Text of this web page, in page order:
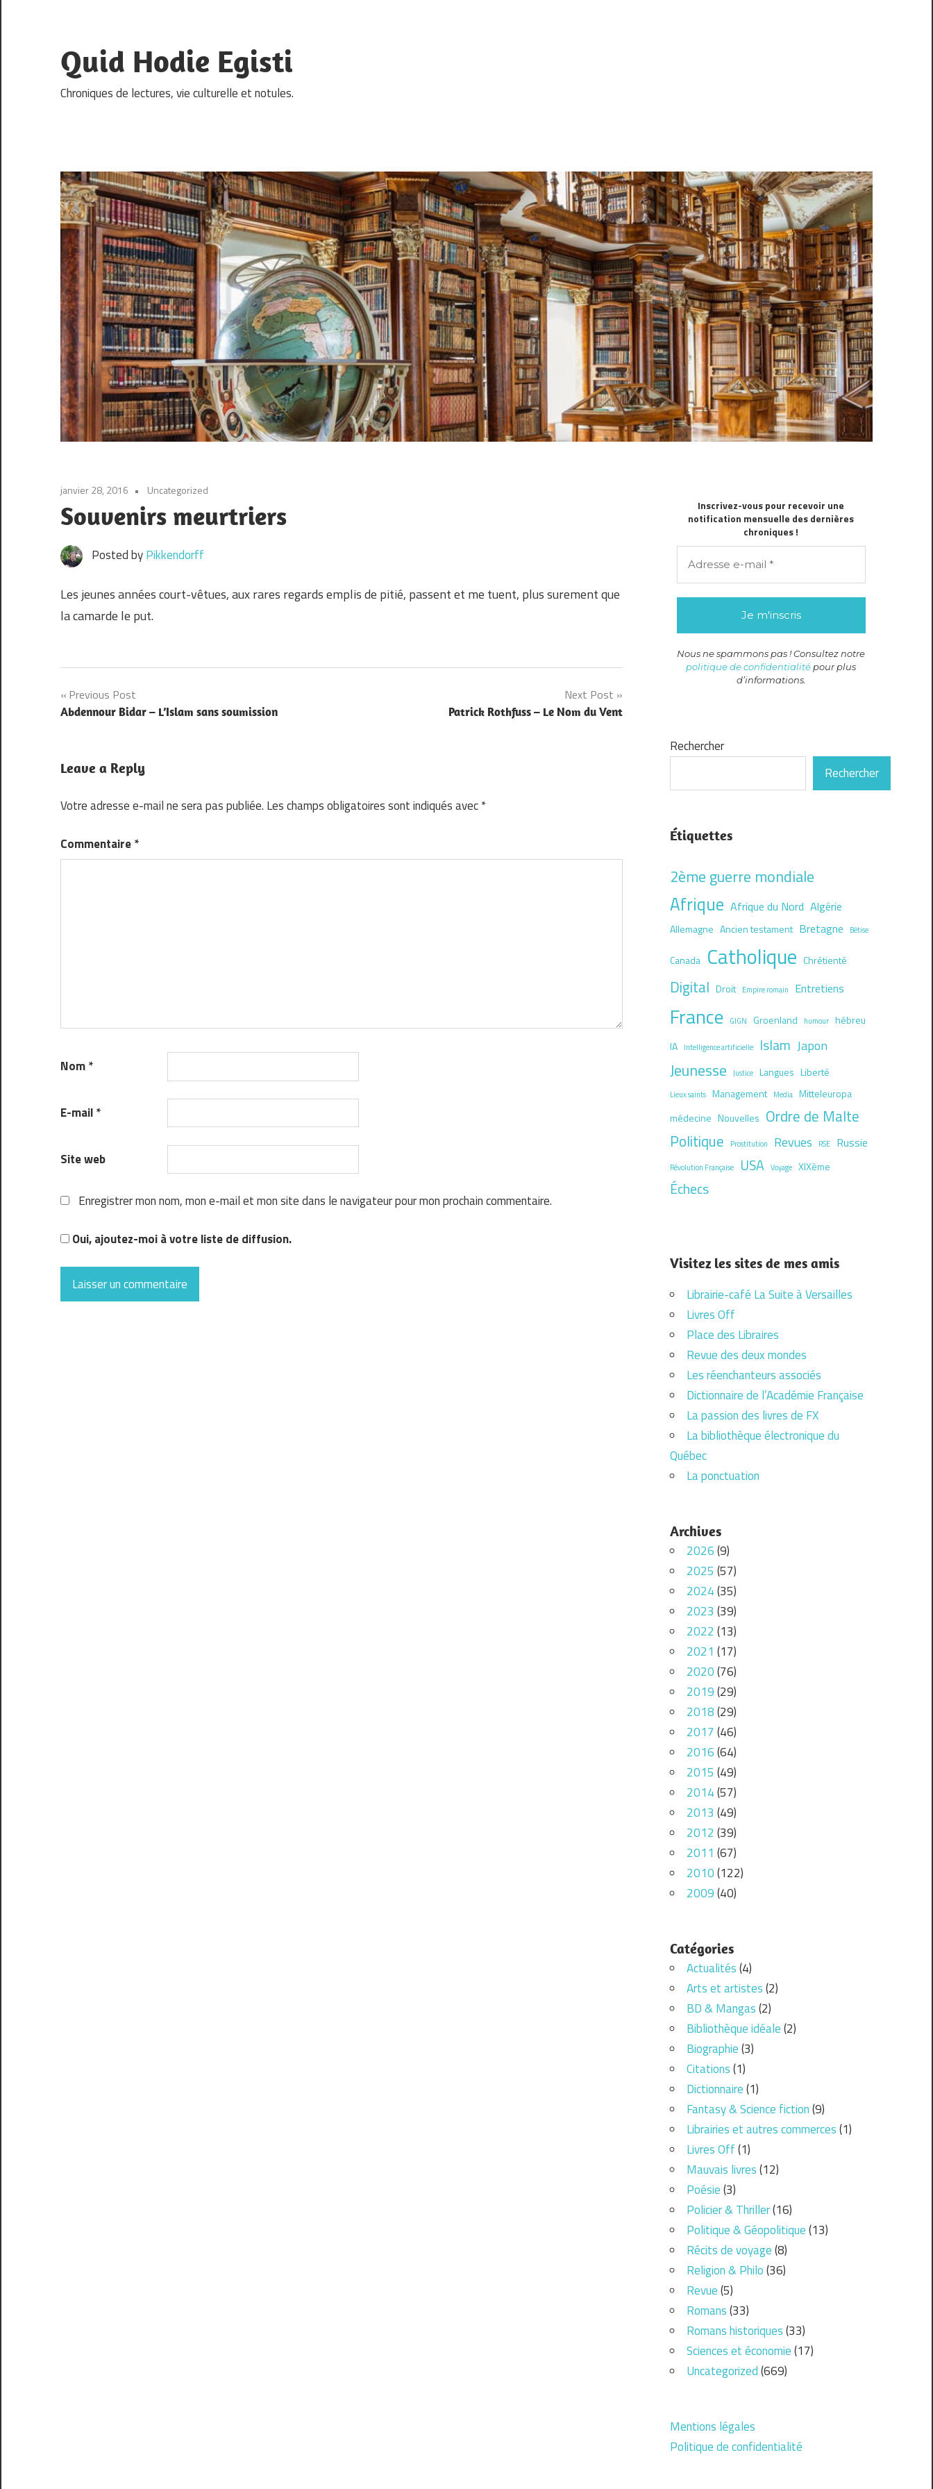
content
Quid Hodie Egisti
Chroniques de lectures, vie culturelle et notules.
janvier 28, 2016 Uncategorized
Souvenirs meurtriers
Posted byPikkendorff
Les jeunes années court-vêtues, aux rares regards emplis de pitié, passent et me tuent, plus surement que
la camarde le put.
Navigation
de
Previous Post
Abdennour Bidar – L’Islam sans soumission
Next Post
Patrick Rothfuss – Le Nom du Vent
Leave a Reply
Votre adresse e-mail ne sera pas publiée. Les champs obligatoires sont indiqués avec*
Commentaire*
Nom*
E-mail*
Site web
Enregistrer mon nom, mon e-mail et mon site dans le navigateur pour mon prochain commentaire.
Oui, ajoutez-moi à votre liste de diffusion.
Inscrivez-vous pour recevoir une
notification mensuelle des dernières
chroniques !
Nous ne spammons pas ! Consultez notre
politique de confidentialité pour plus
d’informations.
Rechercher
Rechercher
Étiquettes
2ème guerre mondiale
Afrique Afrique du Nord Algérie
Allemagne Ancien testament Bretagne Bêtise
Canada Catholique Chrétienté
Digital Droit Empire romain Entretiens
France GIGN Groenland humour hébreu
IA
Intelligence artificielle Islam Japon
Jeunesse Justice Langues Liberté
Lieux saints Management Media Mitteleuropa
médecine Nouvelles Ordre de Malte
Politique
Prostitution Revues RSE Russie
Révolution Française USA Voyage XIXème
Échecs
Visitez les sites de mes amis
Librairie-café La Suite à Versailles
Livres Off
Place des Libraires
Revue des deux mondes
Les réenchanteurs associés
Dictionnaire de l’Académie Française
La passion des livres de FX
La bibliothèque électronique du
Québec
La ponctuation
Archives
2026(9)
2025 (57)
2024(35)
2023 (39)
2022 (13)
2021 (17)
2020(76)
2019(29)
2018(29)
2017 (46)
2016(64)
2015 (49)
2014(57)
2013 (49)
2012 (39)
2011 (67)
2010(122)
2009(40)
Catégories
Actualités(4)
Arts et artistes(2)
BD & Mangas(2)
Bibliothèque idéale(2)
Biographie(3)
Citations(1)
Dictionnaire(1)
Fantasy & Science fiction(9)
Librairies et autres commerces(1)
Livres Off(1)
Mauvais livres(12)
Poésie(3)
Policier & Thriller(16)
Politique & Géopolitique(13)
Récits de voyage(8)
Religion & Philo(36)
Revue(5)
Romans(33)
Romans historiques(33)
Sciences et économie(17)
Uncategorized(669)
Mentions légales
Politique de confidentialité